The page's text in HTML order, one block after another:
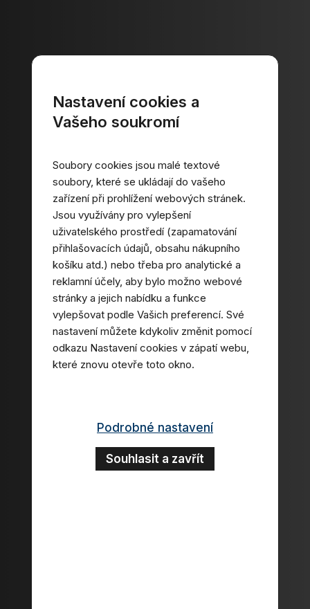
Nastavení cookies a
Vašeho soukromí
Soubory cookies jsou malé textové
soubory, které se ukládají do vašeho
zařízení při prohlížení webových stránek.
Jsou využívány pro vylepšení
uživatelského prostředí (zapamatování
přihlašovacích údajů, obsahu nákupního
košíku atd.) nebo třeba pro analytické a
reklamní účely, aby bylo možno webové
stránky a jejich nabídku a funkce
vylepšovat podle Vašich preferencí. Své
nastavení můžete kdykoliv změnit pomocí
odkazu Nastavení cookies v zápatí webu,
které znovu otevře toto okno.
Podrobné nastavení
Souhlasit a zavřít